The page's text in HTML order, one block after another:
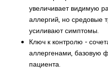
увеличивает видимую
аллергий, но средовые
усиливают симптомы.
Ключ к контролю -
аллергенами, базовую
пациента.